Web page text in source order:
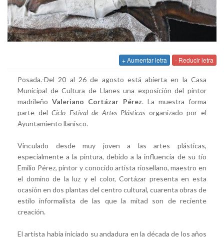
+ Aumentar letra - Reducir letra
Posada.-Del 20 al 26 de agosto está abierta en la Casa
Municipal de Cultura de Llanes una exposición del pintor
madrileñoValeriano Cortázar Pérez. La muestra forma
parte delCiclo Estival de Artes Plásticas organizado por el
Ayuntamiento llanisco.
Vinculado desde muy joven a las artes plásticas,
especialmente a la pintura, debido a la influencia de su tío
Emilio Pérez, pintor y conocido artista riosellano, maestro en
el domino de la luz y el color, Cortázar presenta en esta
ocasión en dos plantas del centro cultural, cuarenta obras de
estilo informalista de las que la mitad son de reciente
creación.
El artista había iniciado su andadura en la década de los años